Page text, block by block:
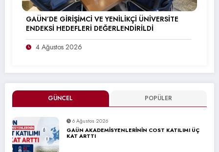
GÜNCEL POPÜLER
6 Ağustos 2026
GAÜN AKADEMİSYENLERİNİN COST KATILIMI ÜÇ
KAT ARTTI
GAÜN’DE GİRİŞİMCİ VE YENİLİKÇİ ÜNİVERSİTE
ENDEKSİ HEDEFLERİ DEĞERLENDİRİLDİ
4 Ağustos 2026